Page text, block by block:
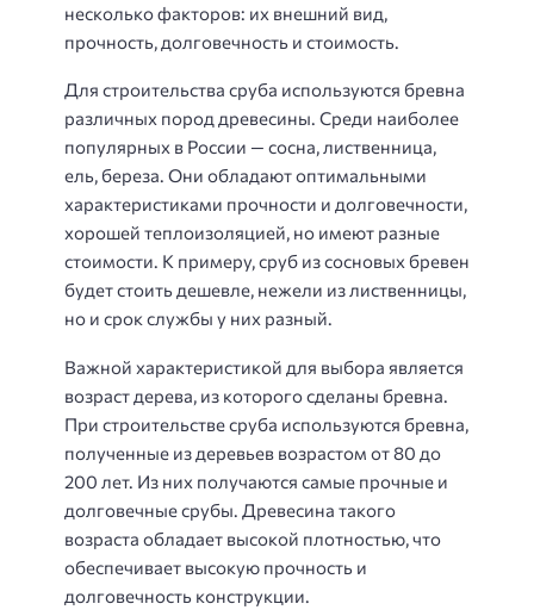
несколько факторов: их внешний вид,
прочность, долговечность и стоимость.
Для строительства сруба используются бревна
различных пород древесины. Среди наиболее
популярных в России — сосна, лиственница,
ель, береза. Они обладают оптимальными
характеристиками прочности и долговечности,
хорошей теплоизоляцией, но имеют разные
стоимости. К примеру, сруб из сосновых бревен
будет стоить дешевле, нежели из лиственницы,
но и срок службы у них разный.
Важной характеристикой для выбора является
возраст дерева, из которого сделаны бревна.
При строительстве сруба используются бревна,
полученные из деревьев возрастом от 80 до
200 лет. Из них получаются самые прочные и
долговечные срубы. Древесина такого
возраста обладает высокой плотностью, что
обеспечивает высокую прочность и
долговечность конструкции.